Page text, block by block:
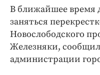
Экономика и
ПРОЕКТЫ
Блоги
Издания
В ближайшее время
заняться
Новослободского
Железняки,
администрации